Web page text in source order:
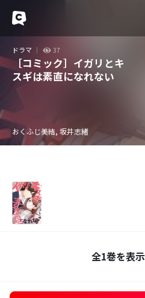
ドラマ 37
［コミック］イガリとキ
スギは素直になれない
おくふじ美結, 坂井志緒
全1巻を表